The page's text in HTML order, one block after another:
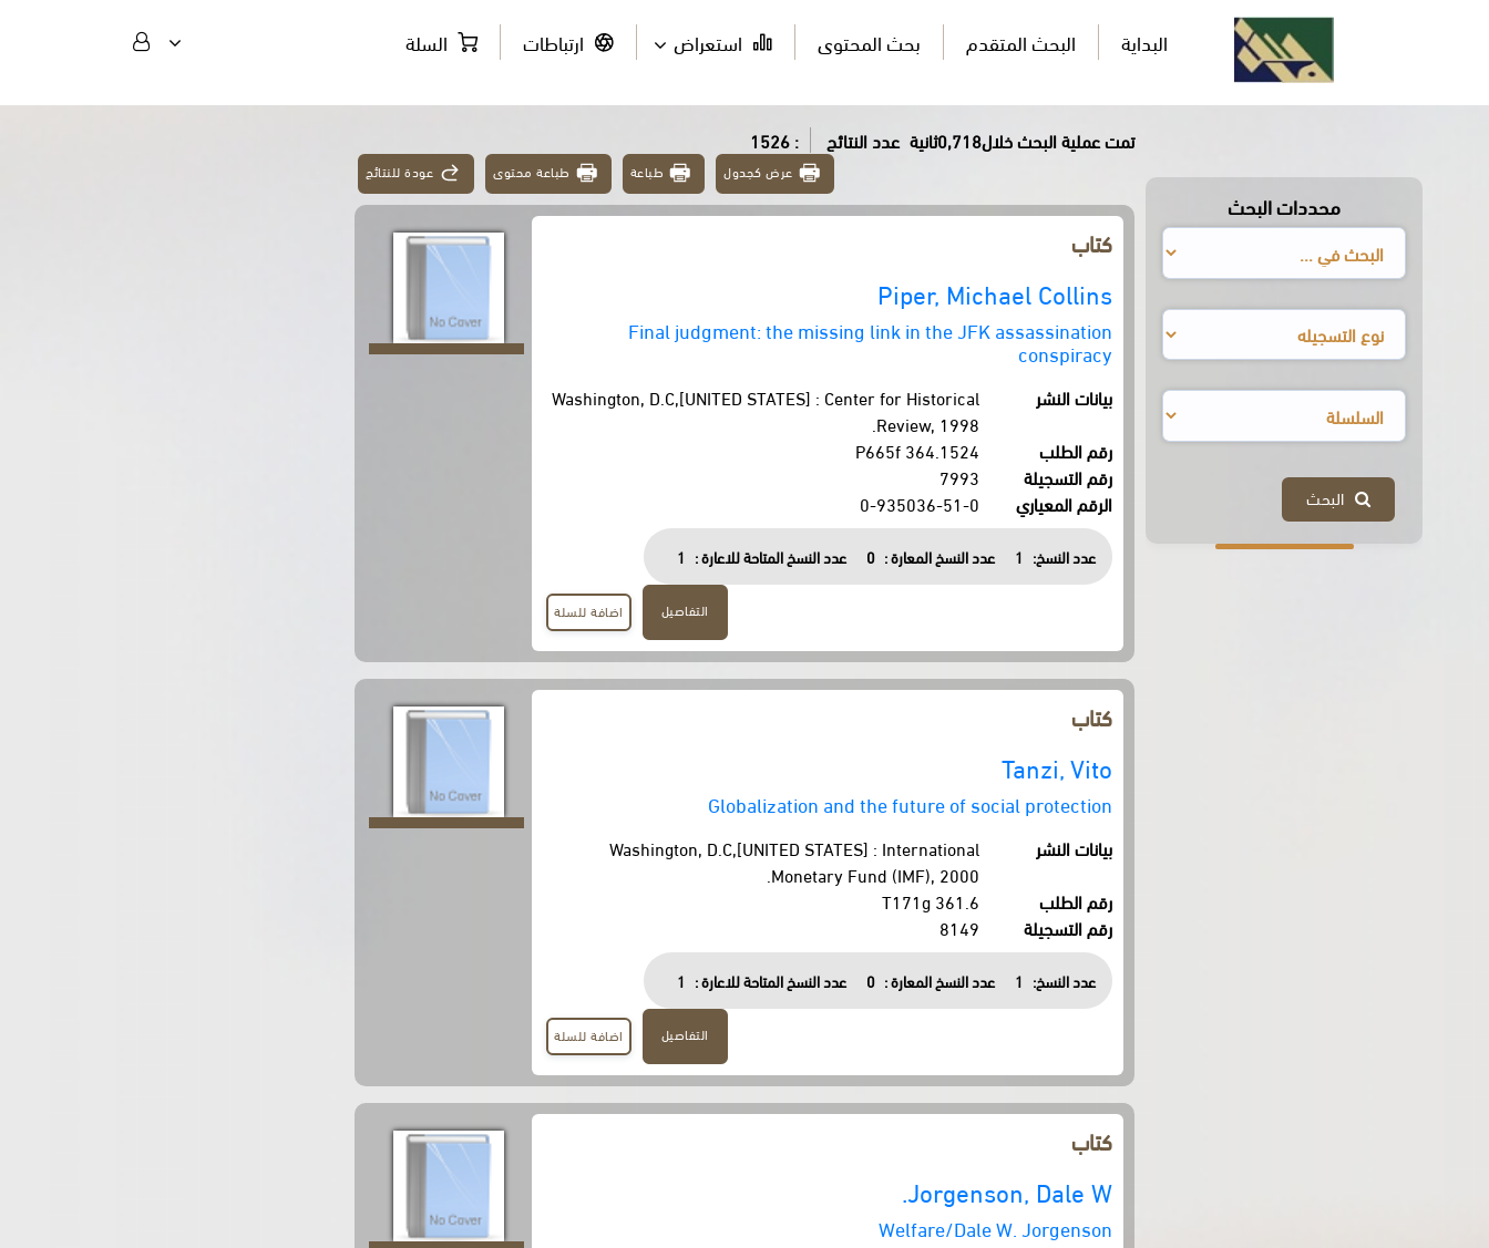
البداية البحث المتقدم بحث المحتوى استعراض ارتباطات السلة
محددات البحث
البحث
تمت عملية البحث خلال0,718ثانية عدد النتائج : 1526
عرض كجدول طباعة طباعة محتوى عودة للنتائج
كتاب
Piper, Michael Collins
Final judgment: the missing link in the JFK assassination
conspiracy
بيانات النشر
Washington, D.C,[UNITED STATES] : Center for Historical
Review, 1998.
رقم الطلب
364.1524 P665f
رقم التسجيلة
7993
الرقم المعياري
0-935036-51-0
عدد النسخ: 1 عدد النسخ المعارة : 0 عدد النسخ المتاحة للاعارة : 1
التفاصيل اضافة للسلة
كتاب
Tanzi, Vito
Globalization and the future of social protection
بيانات النشر
Washington, D.C,[UNITED STATES] : International
Monetary Fund (IMF), 2000.
رقم الطلب
361.6 T171g
رقم التسجيلة
8149
عدد النسخ: 1 عدد النسخ المعارة : 0 عدد النسخ المتاحة للاعارة : 1
التفاصيل اضافة للسلة
كتاب
Jorgenson, Dale W.
Welfare/Dale W. Jorgenson